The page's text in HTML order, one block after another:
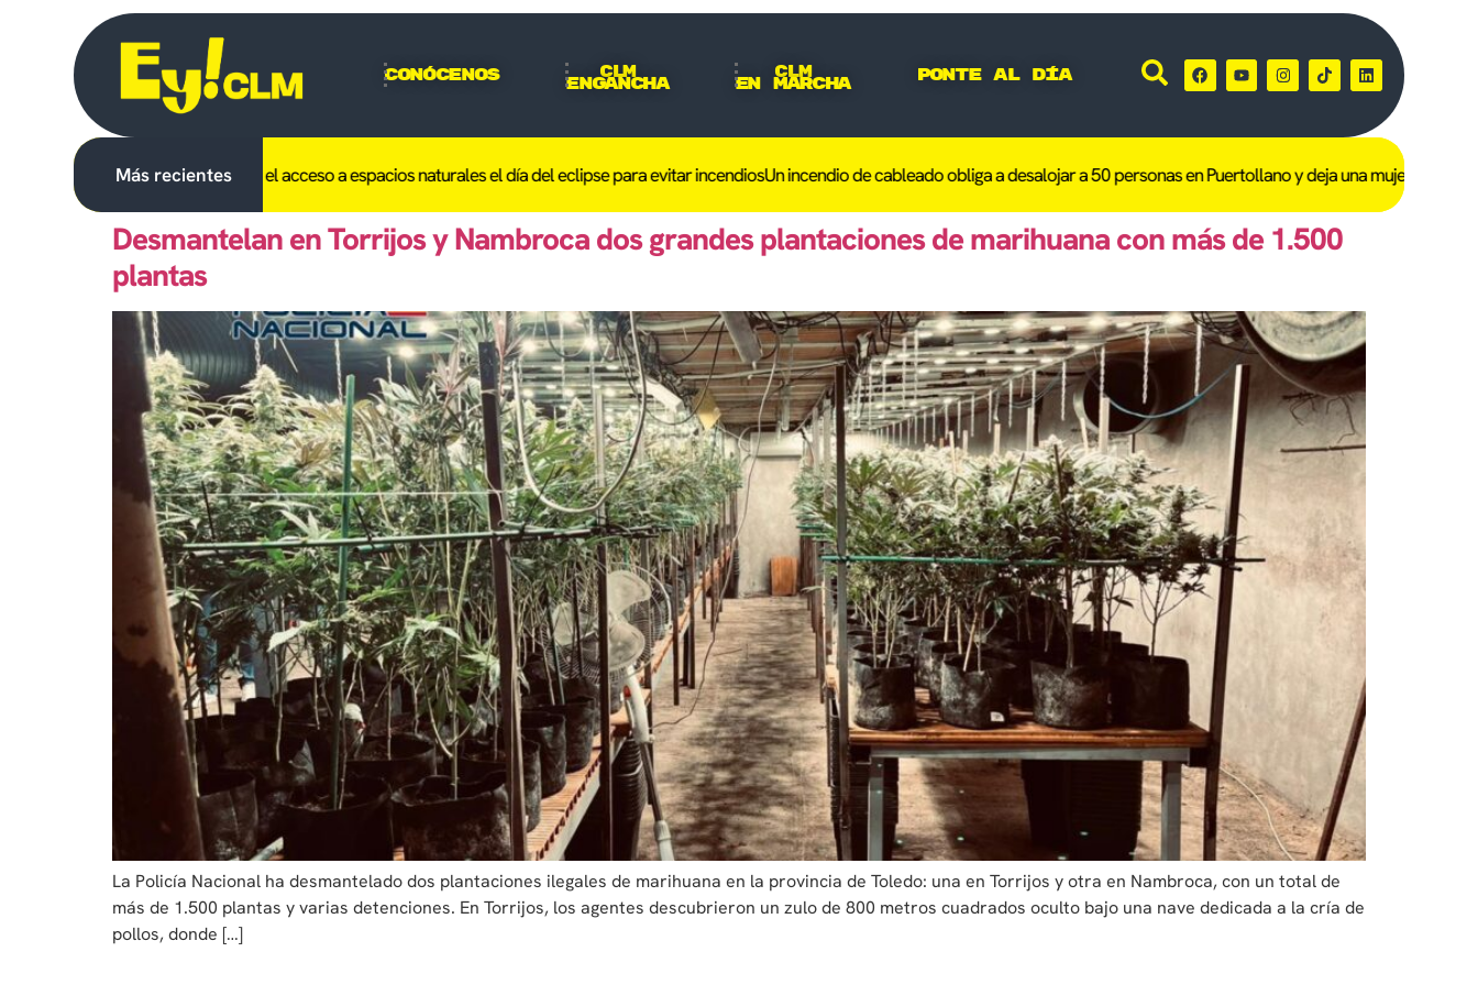
Conócenos CLM
Engancha
CLM
En Marcha Ponte al día
Más recientes
en C-LM el uso del fuego y el acceso a espacios naturales el día del eclipse para evitar incendiosUn incendio de cableado obliga a desalojar a 50 personas en Puertollano y deja una mujer de 101
Desmantelan en Torrijos y Nambroca dos grandes plantaciones de marihuana con más de 1.500
plantas
La Policía Nacional ha desmantelado dos plantaciones ilegales de marihuana en la provincia de Toledo: una en Torrijos y otra en Nambroca, con un total de
más de 1.500 plantas y varias detenciones. En Torrijos, los agentes descubrieron un zulo de 800 metros cuadrados oculto bajo una nave dedicada a la cría de
pollos, donde […]